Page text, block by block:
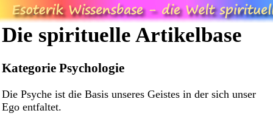
Die spirituelle Artikelbase
Kategorie Psychologie
Die Psyche ist die Basis unseres Geistes in der sich unser
Ego entfaltet.